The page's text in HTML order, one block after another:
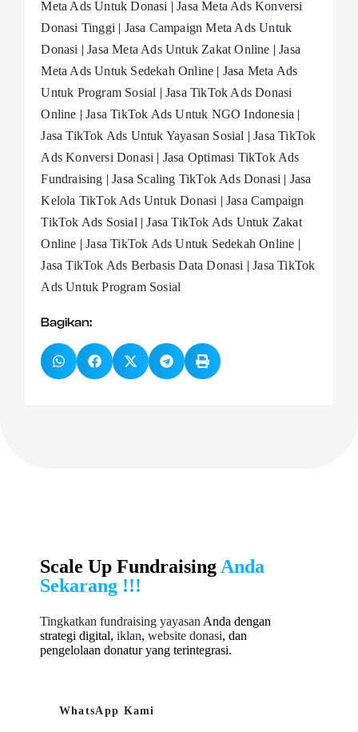
Meta Ads Untuk Donasi |Jasa Meta Ads Konversi
Donasi Tinggi | Jasa Campaign Meta Ads Untuk
Donasi |Jasa Meta Ads Untuk Zakat Online | Jasa
Meta Ads Untuk Sedekah Online | Jasa Meta Ads
Untuk Program Sosial | Jasa TikTok Ads Donasi
Online |Jasa TikTok Ads Untuk NGO Indonesia |
Jasa TikTok Ads Untuk Yayasan Sosial |Jasa TikTok
Ads Konversi Donasi | Jasa Optimasi TikTok Ads
Fundraising |Jasa Scaling TikTok Ads Donasi | Jasa
Kelola TikTok Ads Untuk Donasi | Jasa Campaign
TikTok Ads Sosial |Jasa TikTok Ads Untuk Zakat
Online |Jasa TikTok Ads Untuk Sedekah Online |
Jasa TikTok Ads Berbasis Data Donasi |Jasa TikTok
Ads Untuk Program Sosial
Bagikan:
Scale Up Fundraising Anda
Sekarang !!!
Tingkatkan fundraising yayasan Anda dengan
strategi digital, iklan, website donasi, dan
pengelolaan donatur yang terintegrasi.
WhatsApp Kami